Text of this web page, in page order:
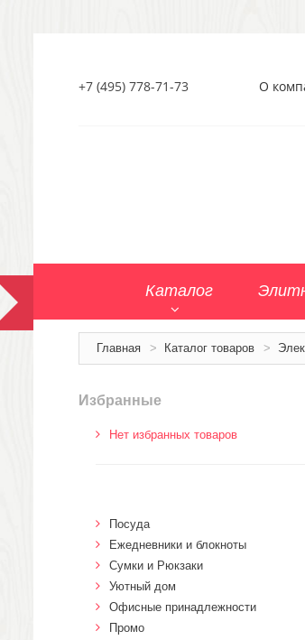
+7 (495) 778-71-73 О
Каталог
Главная > Каталог товаров >
Избранные
Нет избранных товаров
Посуда
Ежедневники и блокноты
Сумки и Рюкзаки
Уютный дом
Офисные принадлежности
Промо